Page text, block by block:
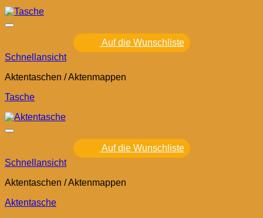
Auf die Wunschliste
Schnellansicht
Aktentaschen / Aktenmappen
Tasche
Auf die Wunschliste
Schnellansicht
Aktentaschen / Aktenmappen
Aktentasche